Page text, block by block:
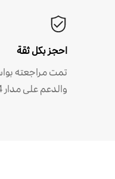
احجز بكل ثقة
تمت مراجعته
والدعم على مدار 24 ساعة خلال إقامتك الطويلة.